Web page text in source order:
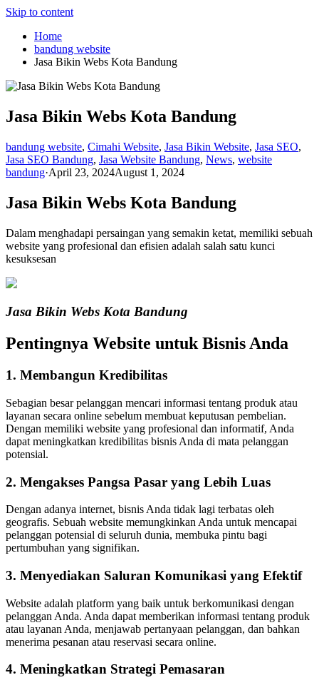
Skip to content
Home
bandung website
Jasa Bikin Webs Kota Bandung
Jasa Bikin Webs Kota Bandung
bandung website, Cimahi Website, Jasa Bikin Website, Jasa SEO,
Jasa SEO Bandung, Jasa Website Bandung, News, website
bandung·April 23, 2024August 1, 2024
Jasa Bikin Webs Kota Bandung
Dalam menghadapi persaingan yang semakin ketat, memiliki sebuah
website yang profesional dan efisien adalah salah satu kunci
kesuksesan
Jasa Bikin Webs Kota Bandung
Pentingnya Website untuk Bisnis Anda
1. Membangun Kredibilitas
Sebagian besar pelanggan mencari informasi tentang produk atau
layanan secara online sebelum membuat keputusan pembelian.
Dengan memiliki website yang profesional dan informatif, Anda
dapat meningkatkan kredibilitas bisnis Anda di mata pelanggan
potensial.
2. Mengakses Pangsa Pasar yang Lebih Luas
Dengan adanya internet, bisnis Anda tidak lagi terbatas oleh
geografis. Sebuah website memungkinkan Anda untuk mencapai
pelanggan potensial di seluruh dunia, membuka pintu bagi
pertumbuhan yang signifikan.
3. Menyediakan Saluran Komunikasi yang Efektif
Website adalah platform yang baik untuk berkomunikasi dengan
pelanggan Anda. Anda dapat memberikan informasi tentang produk
atau layanan Anda, menjawab pertanyaan pelanggan, dan bahkan
menerima pesanan atau reservasi secara online.
4. Meningkatkan Strategi Pemasaran